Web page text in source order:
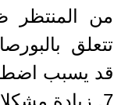
من المنتظر
تتعلق
قد يسبب